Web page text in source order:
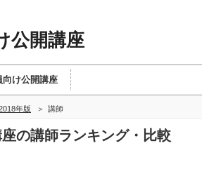
公開講座
向け公開講座
年版 講師
の講師ランキング・比較